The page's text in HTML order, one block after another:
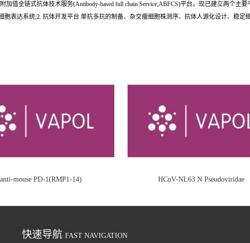
值全链式抗体技术服务(Antibody-based full chain Service,ABFCS)平台。现已建立两个主
表达系统;2. 抗体开发平台:单抗多抗的制备、杂交瘤细胞株测序、抗体人源化设计、稳定
anti-mouse PD-1(RMP1-14) HCoV-NL63 N Pseudoviridae
快速导航 FAST NAVIGATION